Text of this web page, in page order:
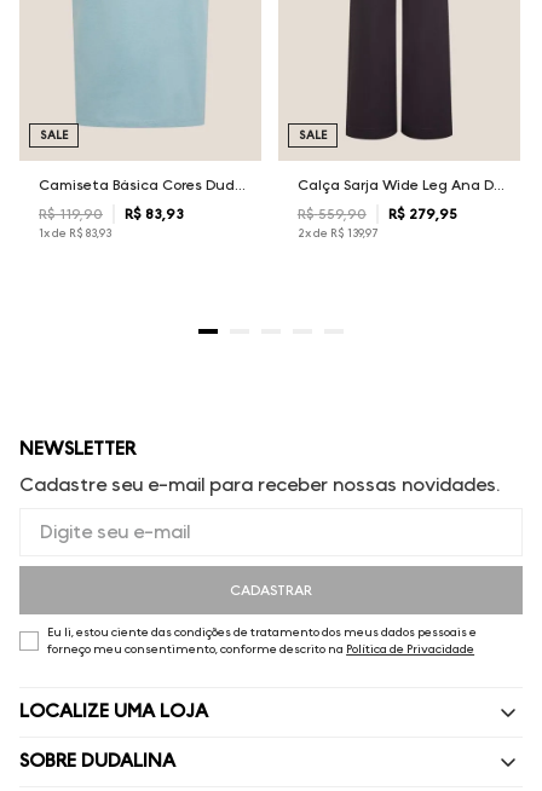
R$ 119,90 R$ 83, 93
1x de R$ 83,93
SALE
Calça Sarja Wide Leg Ana Dudalina Feminina
R$ 559,90 R$ 279, 95
2x de R$ 139,97
SALE
NEWSLETTER
Cadastre seu e-mail para receber nossas novidades.
CADASTRAR
Eu li, estou ciente das condições de tratamento dos meus dados pessoais e
forneço meu consentimento, conforme descrito na Política de Privacidade
LOCALIZE UMA LOJA
SOBRE DUDALINA